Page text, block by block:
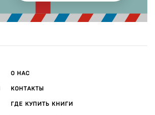
О НАС
КОНТАКТЫ
ГДЕ КУПИТЬ КНИГИ